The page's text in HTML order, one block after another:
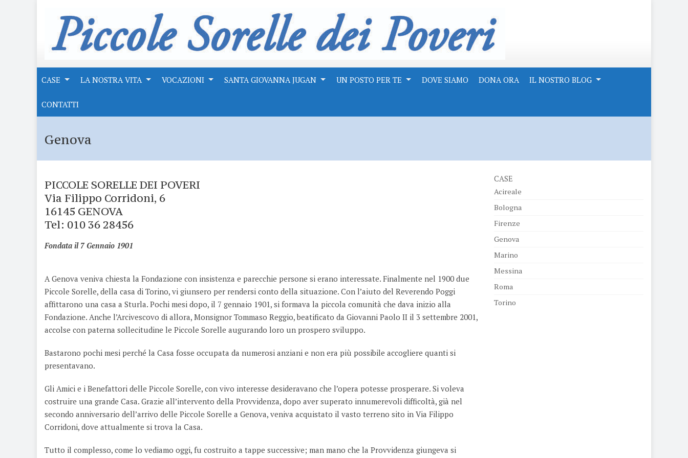
CASE LA NOSTRA VITA VOCAZIONI SANTA GIOVANNA JUGAN UN POSTO PER TE DOVE SIAMO DONA ORA IL NOSTRO BLOG
CONTATTI
Genova
PICCOLE SORELLE DEI POVERI
Via Filippo Corridoni, 6
16145 GENOVA
Tel: 010 36 28456
Fondata il 7 Gennaio 1901
A Genova veniva chiesta la Fondazione con insistenza e parecchie persone si erano interessate. Finalmente nel 1900 due
Piccole Sorelle, della casa di Torino, vi giunsero per rendersi conto della situazione. Con l’aiuto del Reverendo Poggi
affittarono una casa a Sturla. Pochi mesi dopo, il 7 gennaio 1901, si formava la piccola comunità che dava inizio alla
Fondazione. Anche l’Arcivescovo di allora, Monsignor Tommaso Reggio, beatificato da Giovanni Paolo II il 3 settembre 2001,
accolse con paterna sollecitudine le Piccole Sorelle augurando loro un prospero sviluppo.
Bastarono pochi mesi perché la Casa fosse occupata da numerosi anziani e non era più possibile accogliere quanti si
presentavano.
Gli Amici e i Benefattori delle Piccole Sorelle, con vivo interesse desideravano che l’opera potesse prosperare. Si voleva
costruire una grande Casa. Grazie all’intervento della Provvidenza, dopo aver superato innumerevoli difficoltà, già nel
secondo anniversario dell’arrivo delle Piccole Sorelle a Genova, veniva acquistato il vasto terreno sito in Via Filippo
Corridoni, dove attualmente si trova la Casa.
Tutto il complesso, come lo vediamo oggi, fu costruito a tappe successive; man mano che la Provvidenza giungeva si
CASE
Acireale
Bologna
Firenze
Genova
Marino
Messina
Roma
Torino